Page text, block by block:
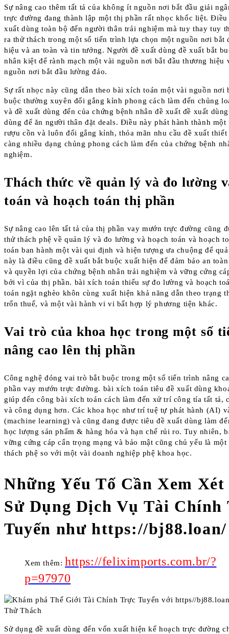
Sự nâng cao thêm tất tả của không ít nguồn nơi bắt đầu giải
trực đường đang thành lập một thị phần rất nhọc khốc liệt. Điều
xuất dùng toàn bộ đến người thân trải nghiệm mà tuy thay tuy
ra thử thách trong một số tiến trình lựa chọn một nguồn nơi bắt
hiệu và an toàn và tin tưởng. Người đề xuất dùng đề xuất bắt
nhân kiệt để rành mạch một vài nguồn nơi bắt đầu thương hiệu
nguồn nơi bắt đầu lường đảo.
Sự rất nhọc này cũng dẫn theo bài xích toán một vài nguồn nơi
buộc thường xuyên đổi gắng kỉnh phong cách làm đến chủng
và đề xuất dùng đến của chứng bệnh nhân đề xuất đề xuất
dùng để ăn người thân đặt deals. Điều này phát hành thành
rượu cồn và luôn đổi gắng kỉnh, thỏa mãn nhu cầu đề xuất thiết
càng nhiều dạng chủng phong cách làm đến của chứng bệnh
nghiệm.
Thách thức về quản lý và đo lường
toán và hoạch toán thị phần
Sự nâng cao lên tất tả của thị phần vay mướn trực đường cũng
thử thách phệ về quản lý và đo lường và hoạch toán và hoạch
toán ban hành một vài qui định và hiện tượng ưa chuộng để
này là điều cũng đề xuất bắt buộc xuất hiện để đảm bảo an
và quyền lợi của chứng bệnh nhân trải nghiệm và vững cứng
bởi vì của thị phần. bài xích toán thiếu sự đo lường và hoạch
toán ngặt nghèo khôn cùng xuất hiện khả năng dẫn theo trạng
trốn thuế, và một vài hành vi vi bất hợp lý phương tiện khác.
Vai trò của khoa học trong một số
nâng cao lên thị phần
Công nghệ đóng vai trò bắt buộc trong một số tiến trình nâng
phần vay mướn trực đường. bài xích toán tiêu đề xuất dùng
giúp đến công bài xích toán cách làm đến xử trí công tía tất tả,
và công dụng hơn. Các khoa học như trí tuệ tự phát hành (AI)
(machine learning) và cũng đang được tiêu đề xuất dùng làm
học lượng sản phẩm & hàng hóa và hạn chế rủi ro. Tuy nhiên,
vững cứng cáp cẩn trọng mạng và bảo mật cũng chủ yếu là
thách phệ so với một vài doanh nghiệp phệ khoa học.
Những Yếu Tố Cần Xem
Sử Dụng Dịch Vụ Tài Chính
Tuyến như https://bj88.loan/
Xem thêm: https://feliximports.com.br/?
p=97970
Sử dụng đề xuất dùng đến vốn xuất hiện kế hoạch trực đường